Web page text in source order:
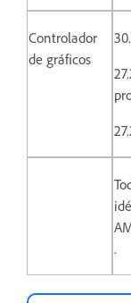
Controlador
de gráficos
.